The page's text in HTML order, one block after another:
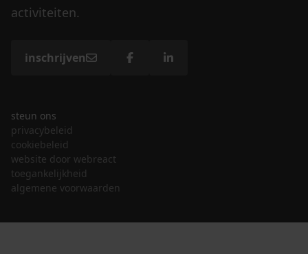
activiteiten.
inschrijven
steun ons
privacybeleid
cookiebeleid
website door webreact
toegankelijkheid
algemene voorwaarden